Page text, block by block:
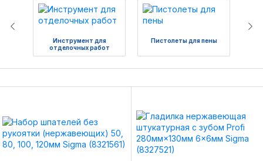
Инструмент для
отделочных работ
Пистолеты для пены